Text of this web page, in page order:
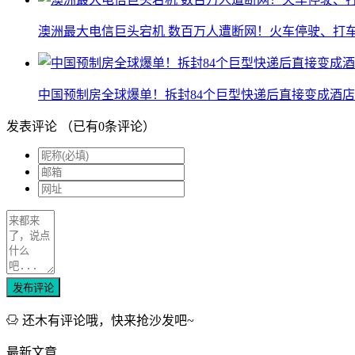
澳洲最大电信巨头宕机 数百万人遭断网！火车停驶、打
中国预制房全球爆单！拆封84个巨型快递后直接变成酒店
发表评论 （已有0条评论）
发布评论
还木有评论哦，快来抢沙发吧~
最新文章